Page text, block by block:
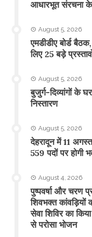
आधारभूत संरचना के
August 5, 2026
एमडीडीए बोर्ड
लिए 25 बड़े
August 5, 2026
बुजुर्ग-दिव्यांगों के
निस्तारण
August 5, 2026
​देहरादून में 11
559 पदों पर होगी
August 4, 2026
पुष्पवर्षा और चरण
शिवभक्त कांवड़ियों
सेवा शिविर का
से परोसा भोजन